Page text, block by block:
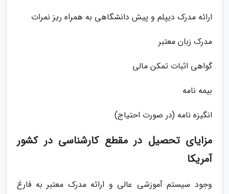
ارائه مدرک دیپلم و پیش دانشگاهی به همراه ریز نمرات
مدرک زبان معتبر
گواهی اثبات تمکن مالی
بیمه نامه
انگیزه نامه (در صورت احتیاج)
مزایای تحصیل در مقطع کارشناسی در کشور
آمریکا
وجود سیستم آموزشی عالی و ارائه مدرک معتبر به فارغ